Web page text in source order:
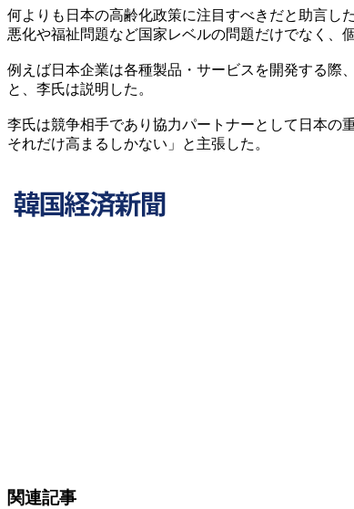
何よりも日本の高齢化政策に注目すべきだと助言し
悪化や福祉問題など国家レベルの問題だけでなく、
例えば日本企業は各種製品・サービスを開発する際
と、李氏は説明した。
李氏は競争相手であり協力パートナーとして日本の
それだけ高まるしかない」と主張した。
関連記事